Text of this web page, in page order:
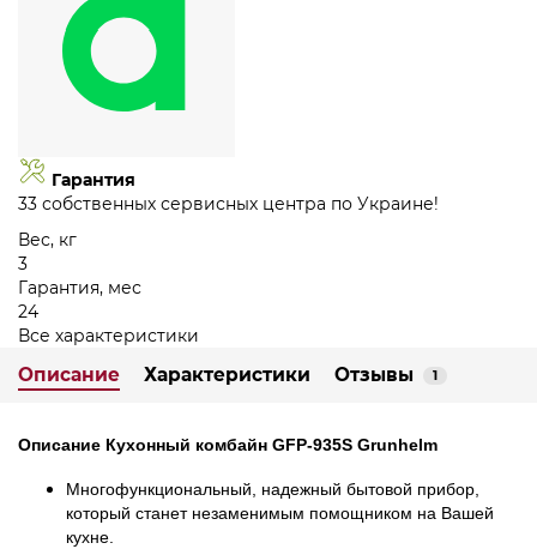
Гарантия
33 собственных сервисных центра по Украине!
Вес, кг
3
Гарантия, мес
24
Все характеристики
Описание Характеристики Отзывы 1
Описание Кухонный комбайн GFP-935S Grunhelm
Многофункциональный, надежный бытовой прибор,
который станет незаменимым помощником на Вашей
кухне.